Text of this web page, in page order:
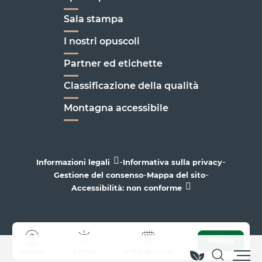
Sala stampa
I nostri opuscoli
Partner ed etichette
Classificazione della qualità
Montagna accessibile
Informazioni legali -Informativa sulla privacy-
Gestione del consenso-Mappa del sito-
Accessibilità: non conforme